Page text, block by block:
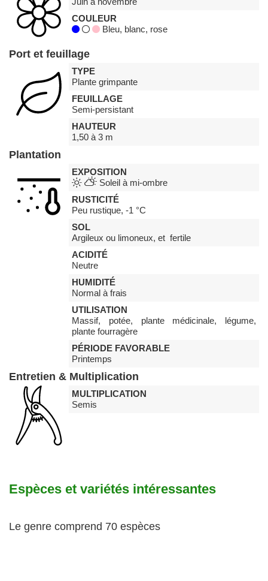
COULEUR
Bleu, blanc, rose
Port et feuillage
TYPE
Plante grimpante
FEUILLAGE
Semi-persistant
HAUTEUR
1,50 à 3 m
Plantation
EXPOSITION
Soleil à mi-ombre
RUSTICITÉ
Peu rustique, -1 °C
SOL
Argileux ou limoneux, et fertile
ACIDITÉ
Neutre
HUMIDITÉ
Normal à frais
UTILISATION
Massif, potée, plante médicinale, légume,
plante fourragère
PÉRIODE FAVORABLE
Printemps
Entretien & Multiplication
MULTIPLICATION
Semis
Espèces et variétés intéressantes
Le genre comprend 70 espèces